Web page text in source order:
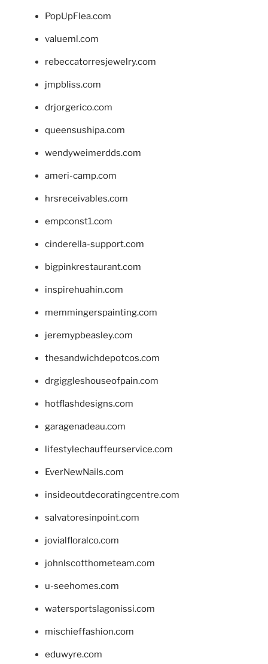
PopUpFlea.com
valueml.com
rebeccatorresjewelry.com
jmpbliss.com
drjorgerico.com
queensushipa.com
wendyweimerdds.com
ameri-camp.com
hrsreceivables.com
empconst1.com
cinderella-support.com
bigpinkrestaurant.com
inspirehuahin.com
memmingerspainting.com
jeremypbeasley.com
thesandwichdepotcos.com
drgiggleshouseofpain.com
hotflashdesigns.com
garagenadeau.com
lifestylechauffeurservice.com
EverNewNails.com
insideoutdecoratingcentre.com
salvatoresinpoint.com
jovialfloralco.com
johnlscotthometeam.com
u-seehomes.com
watersportslagonissi.com
mischieffashion.com
eduwyre.com